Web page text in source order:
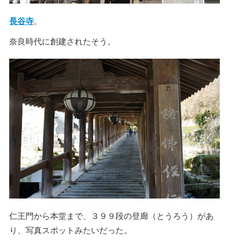
長谷寺。
奈良時代に創建されたそう。
仁王門から本堂まで、３９９段の登廊（とうろう）があ
り、写真スポットみたいだった。